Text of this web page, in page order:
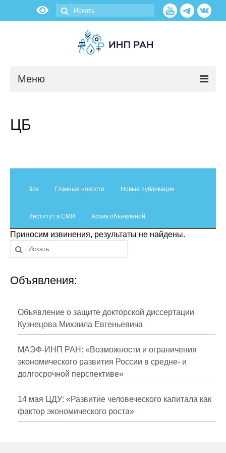
Меню
О нас
Сотрудники
Отчетность
Противодействие коррупции
Публикации
Научная жизнь
Издания
Проблемы прогнозирования
О журнале
ЦБ
Все Главные новости Новые публикации
Институт в СМИ Архив объявлений
Приносим извинения, результаты не найдены.
Объявления:
Объявление о защите докторской диссертации
Кузнецова Михаила Евгеньевича
МАЭФ-ИНП РАН: «Возможности и ограничения
экономического развития России в средне- и
долгосрочной перспективе»
14 мая ЦДУ: «Развитие человеческого капитала как
фактор экономического роста»